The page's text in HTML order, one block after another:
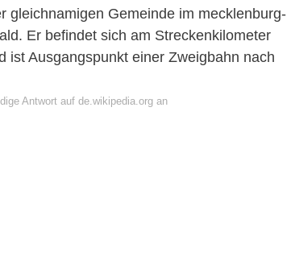
gleichnamigen Gemeinde im mecklenburg-
Er befindet sich am Streckenkilometer
ist Ausgangspunkt einer Zweigbahn nach
Antwort auf de.wikipedia.org an